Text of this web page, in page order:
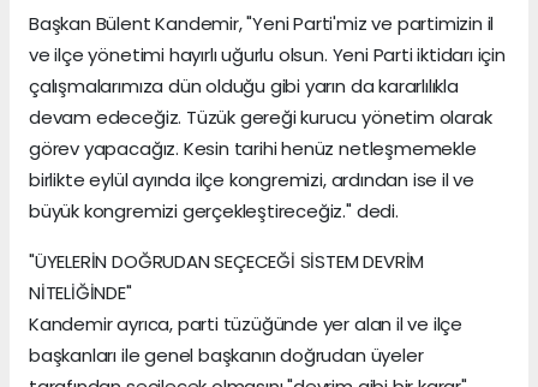
Başkan Bülent Kandemir, "Yeni Parti'miz ve partimizin il
ve ilçe yönetimi hayırlı uğurlu olsun. Yeni Parti iktidarı için
çalışmalarımıza dün olduğu gibi yarın da kararlılıkla
devam edeceğiz. Tüzük gereği kurucu yönetim olarak
görev yapacağız. Kesin tarihi henüz netleşmemekle
birlikte eylül ayında ilçe kongremizi, ardından ise il ve
büyük kongremizi gerçekleştireceğiz." dedi.
"ÜYELERİN DOĞRUDAN SEÇECEĞİ SİSTEM DEVRİM
NİTELİĞİNDE"
Kandemir ayrıca, parti tüzüğünde yer alan il ve ilçe
başkanları ile genel başkanın doğrudan üyeler